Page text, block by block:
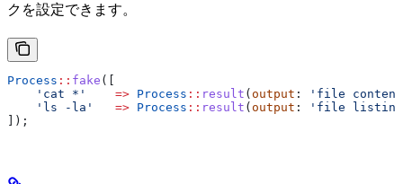
クを設定できます。
Process :: fake ([
    'cat *'
    =>
Process :: result ( output :
'file
    'ls -la'
   =>
Process :: result ( output :
'file
]);